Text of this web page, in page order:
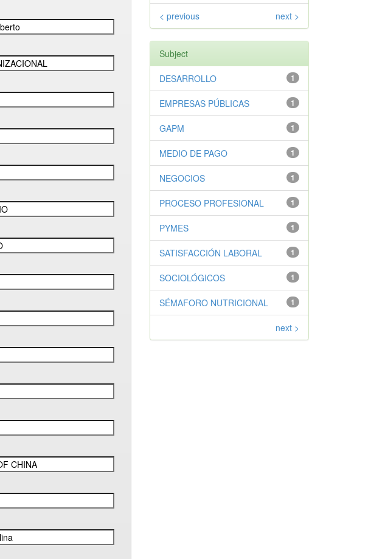
< previous next >
Subject
1
DESARROLLO
1
EMPRESAS PÚBLICAS
1
GAPM
1
MEDIO DE PAGO
1
NEGOCIOS
1
PROCESO PROFESIONAL
1
PYMES
1
SATISFACCIÓN LABORAL
1
SOCIOLÓGICOS
1
SÉMAFORO NUTRICIONAL
next >